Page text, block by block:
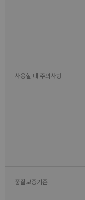
사용할 때 주의사항
품질보증기준